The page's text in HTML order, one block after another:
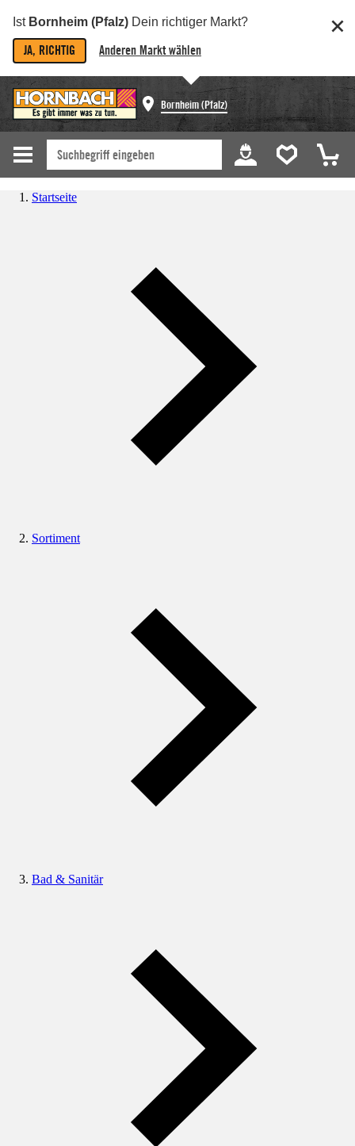
Ist Bornheim (Pfalz) Dein richtiger Markt?
JA, RICHTIG Anderen Markt wählen
Bornheim (Pfalz)
Startseite
Sortiment
Bad & Sanitär